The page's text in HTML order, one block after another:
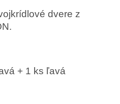
dvere z
+ 1 ks ľavá